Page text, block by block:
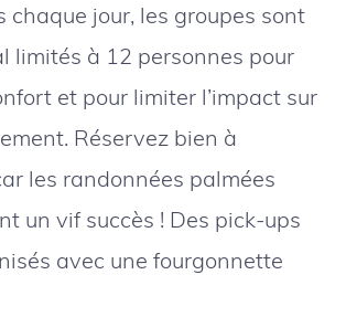
chaque jour, les groupes sont
limités à 12 personnes pour
et pour limiter l’impact sur
Réservez bien à
les randonnées palmées
un vif succès ! Des pick-ups
avec une fourgonnette